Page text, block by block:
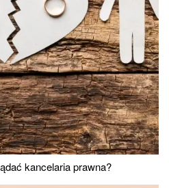
kancelaria prawna?